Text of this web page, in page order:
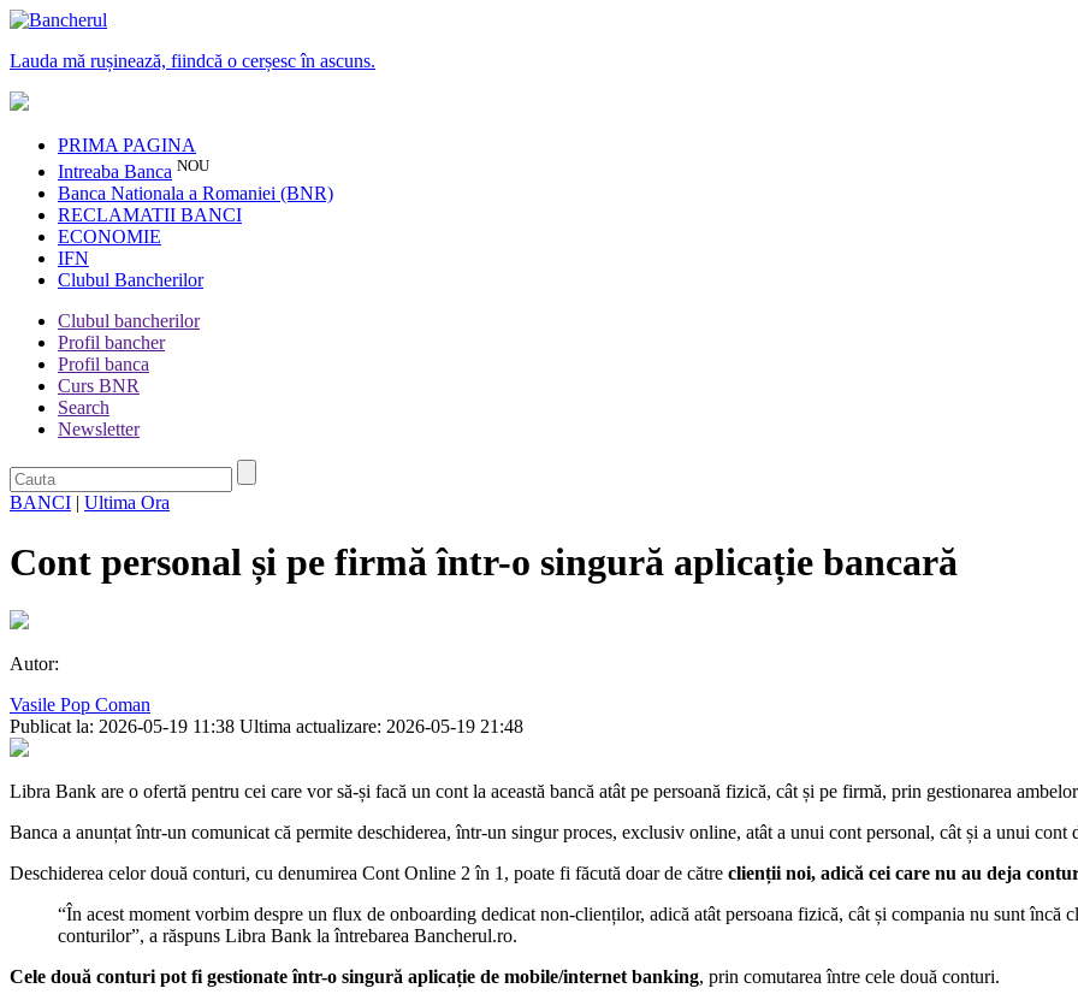
Lauda mă rușinează, fiindcă o cerșesc în ascuns.
PRIMA PAGINA
Intreaba Banca NOU
Banca Nationala a Romaniei (BNR)
RECLAMATII BANCI
ECONOMIE
IFN
Clubul Bancherilor
Clubul bancherilor
Profil bancher
Profil banca
Curs BNR
Search
Newsletter
BANCI | Ultima Ora
Cont personal și pe firmă într-o singură aplicație bancară
Autor:
Vasile Pop Coman
Publicat la: 2026-05-19 11:38 Ultima actualizare: 2026-05-19 21:48
Libra Bank are o ofertă pentru cei care vor să-și facă un cont la această bancă atât pe persoană fizică, cât și pe firmă, prin gestionarea
Banca a anunțat într-un comunicat că permite deschiderea, într-un singur proces, exclusiv online, atât a unui cont personal, cât și a unui cont
Deschiderea celor două conturi, cu denumirea Cont Online 2 în 1, poate fi făcută doar de către clienții noi, adică cei care nu au deja
“În acest moment vorbim despre un flux de onboarding dedicat non-clienților, adică atât persoana fizică, cât și compania nu sunt
conturilor”, a răspuns Libra Bank la întrebarea Bancherul.ro.
Cele două conturi pot fi gestionate într-o singură aplicație de mobile/internet banking, prin comutarea între cele două conturi.